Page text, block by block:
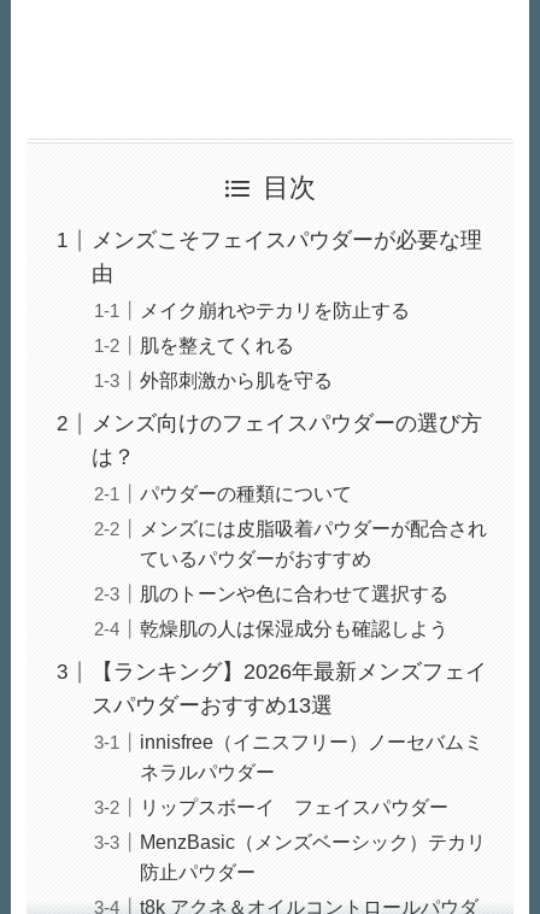
目次
メンズこそフェイスパウダーが必要な理
由
メイク崩れやテカリを防止する
肌を整えてくれる
外部刺激から肌を守る
メンズ向けのフェイスパウダーの選び方
は？
パウダーの種類について
メンズには皮脂吸着パウダーが配合され
ているパウダーがおすすめ
肌のトーンや色に合わせて選択する
乾燥肌の人は保湿成分も確認しよう
【ランキング】2026年最新メンズフェイ
スパウダーおすすめ13選
innisfree（イニスフリー）ノーセバムミ
ネラルパウダー
リップスボーイ フェイスパウダー
MenzBasic（メンズベーシック）テカリ
防止パウダー
t8k アクネ＆オイルコントロールパウダ